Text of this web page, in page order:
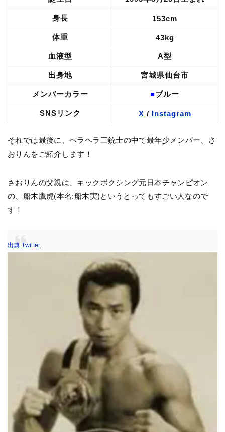
身長 153cm
体重 43kg
血液型 A型
出身地 宮城県仙台市
メンバーカラー ■ブルー
SNSリンク X / Instagram
それでは最後に、ヘラヘラ三銃士の中で最年少メンバー、さ
おりんをご紹介します！
さおりんの父親は、キックボクシング元日本チャンピオン
の、船木鷹虎(本名:船木実)というとってもすごい人なので
す！
出典:Twitter